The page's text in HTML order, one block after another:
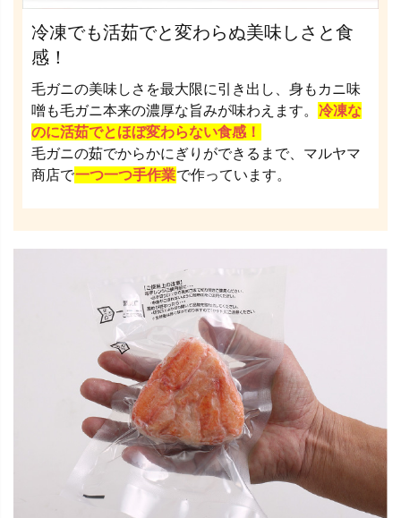
冷凍でも活茹でと変わらぬ美味しさと食
感！
毛ガニの美味しさを最大限に引き出し、身もカニ味
噌も毛ガニ本来の濃厚な旨みが味わえます。 冷凍な
のに活茹でとほぼ変わらない食感！
毛ガニの茹でからかにぎりができるまで、マルヤマ
商店で一つ一つ手作業で作っています。